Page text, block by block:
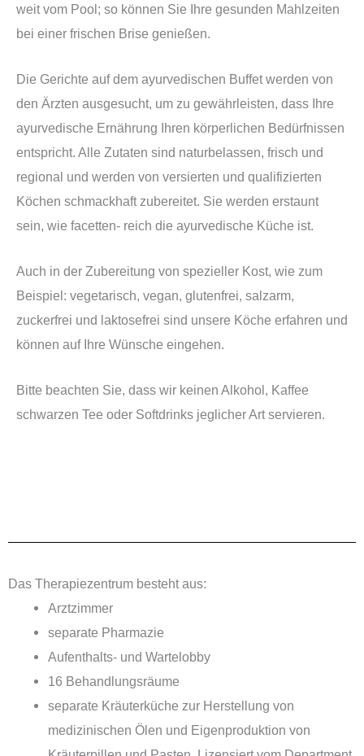
weit vom Pool; so können Sie Ihre gesunden Mahlzeiten
bei einer frischen Brise genießen.
Die Gerichte auf dem ayurvedischen Buffet werden von
den Ärzten ausgesucht, um zu gewährleisten, dass Ihre
ayurvedische Ernährung Ihren körperlichen Bedürfnissen
entspricht. Alle Zutaten sind naturbelassen, frisch und
regional und werden von versierten und qualifizierten
Köchen schmackhaft zubereitet. Sie werden erstaunt
sein, wie facetten- reich die ayurvedische Küche ist.
Auch in der Zubereitung von spezieller Kost, wie zum
Beispiel: vegetarisch, vegan, glutenfrei, salzarm,
zuckerfrei und laktosefrei sind unsere Köche erfahren und
können auf Ihre Wünsche eingehen.
Bitte beachten Sie, dass wir keinen Alkohol, Kaffee
schwarzen Tee oder Softdrinks jeglicher Art servieren.
Das Therapiezentrum besteht aus:
Arztzimmer
separate Pharmazie
Aufenthalts- und Wartelobby
16 Behandlungsräume
separate Kräuterküche zur Herstellung von
medizinischen Ölen und Eigenproduktion von